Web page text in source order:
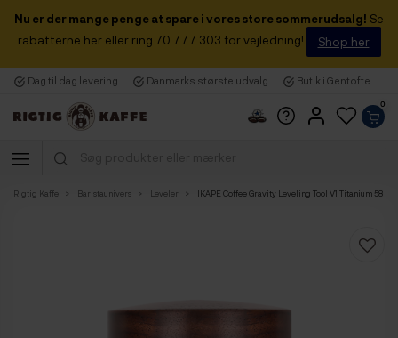
Nu er der mange penge at spare i vores store sommerudsalg! Se
rabatterne her eller ring 70 777 303 for vejledning!
Shop her
Dag til dag levering Danmarks største udvalg Butik i Gentofte
0
Rigtig Kaffe Baristaunivers Leveler IKAPE Coffee Gravity Leveling Tool V1 Titanium 58